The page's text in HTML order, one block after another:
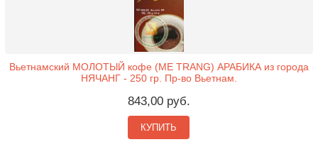
Вьетнамский МОЛОТЫЙ кофе (ME TRANG) АРАБИКА из города
НЯЧАНГ - 250 гр. Пр-во Вьетнам.
843,00 руб.
КУПИТЬ